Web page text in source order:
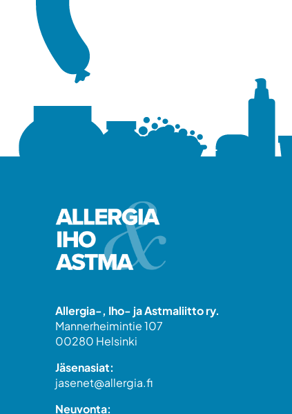
Allergia-, Iho- ja Astmaliitto ry.
Mannerheimintie 107
00280 Helsinki
Jäsenasiat:
jasenet@allergia.fi
Neuvonta: